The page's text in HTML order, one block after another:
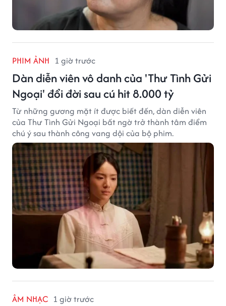
PHIM ẢNH 1 giờ trước
Dàn diễn viên vô danh của 'Thư Tình Gửi
Ngoại' đổi đời sau cú hit 8.000 tỷ
Từ những gương mặt ít được biết đến, dàn diễn viên
của Thư Tình Gửi Ngoại bất ngờ trở thành tâm điểm
chú ý sau thành công vang dội của bộ phim.
ÂM NHẠC 1 giờ trước